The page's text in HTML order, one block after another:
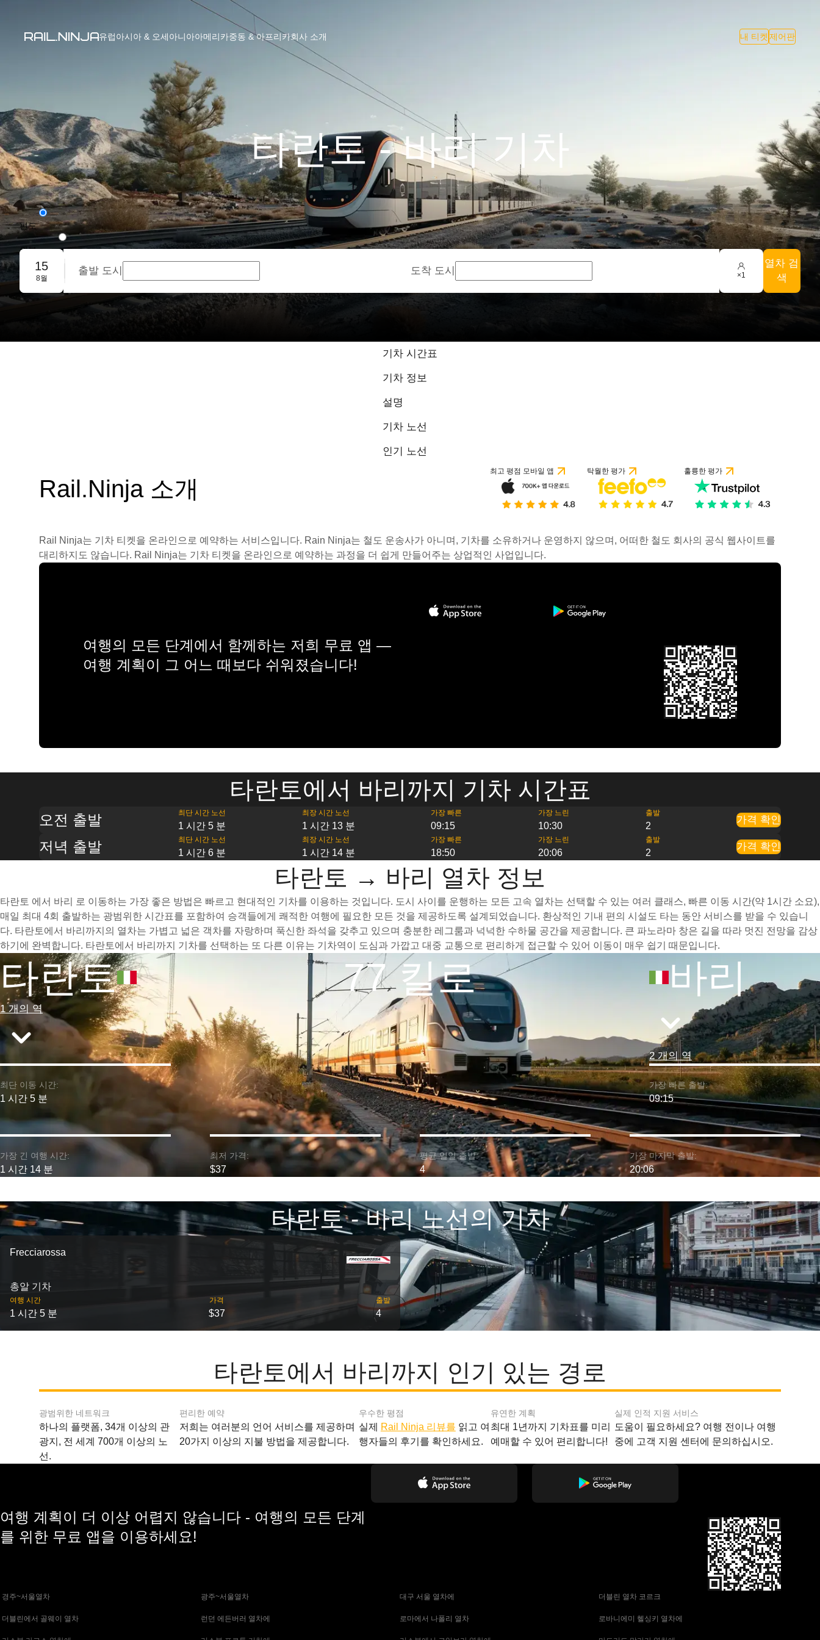
유럽아시아 & 오세아니아아메리카중동 & 아프리카회사 소개 내 티켓 제어판
타란토 - 바리 기차
편도
왕복
단체 예약
15
8월
출발 도시 도착 도시 ×1
열차 검
색
기차 시간표
기차 정보
설명
기차 노선
인기 노선
Rail.Ninja 소개
최고 평점 모바일 앱 탁월한 평가 훌륭한 평가
Rail Ninja는 기차 티켓을 온라인으로 예약하는 서비스입니다. Rain Ninja는 철도 운송사가 아니며, 기차를 소유하거나 운영하지 않으며, 어떠한 철도 회사의 공식 웹사이트를
대리하지도 않습니다. Rail Ninja는 기차 티켓을 온라인으로 예약하는 과정을 더 쉽게 만들어주는 상업적인 사업입니다.
여행의 모든 단계에서 함께하는 저희 무료 앱 —
여행 계획이 그 어느 때보다 쉬워졌습니다!
타란토에서 바리까지 기차 시간표
오전 출발 최단 시간 노선
1 시간 5 분
최장 시간 노선
1 시간 13 분
가장 빠른
09:15
가장 느린
10:30
출발
2
가격 확인
저녁 출발 최단 시간 노선
1 시간 6 분
최장 시간 노선
1 시간 14 분
가장 빠른
18:50
가장 느린
20:06
출발
2
가격 확인
타란토 → 바리 열차 정보
타란토 에서 바리 로 이동하는 가장 좋은 방법은 빠르고 현대적인 기차를 이용하는 것입니다. 도시 사이를 운행하는 모든 고속 열차는 선택할 수 있는 여러 클래스, 빠른 이동 시간(약 1시간 소요),
매일 최대 4회 출발하는 광범위한 시간표를 포함하여 승객들에게 쾌적한 여행에 필요한 모든 것을 제공하도록 설계되었습니다. 환상적인 기내 편의 시설도 타는 동안 서비스를 받을 수 있습니
다. 타란토에서 바리까지의 열차는 가볍고 넓은 객차를 자랑하며 푹신한 좌석을 갖추고 있으며 충분한 레그룸과 넉넉한 수하물 공간을 제공합니다. 큰 파노라마 창은 길을 따라 멋진 전망을 감상
하기에 완벽합니다. 타란토에서 바리까지 기차를 선택하는 또 다른 이유는 기차역이 도심과 가깝고 대중 교통으로 편리하게 접근할 수 있어 이동이 매우 쉽기 때문입니다.
타란토
1 개의 역
77 킬로 바리
2 개의 역
최단 이동 시간:
1 시간 5 분
가장 빠른 출발:
09:15
가장 긴 여행 시간:
1 시간 14 분
최저 가격:
$37
평균 일일 출발:
4
가장 마지막 출발:
20:06
타란토 - 바리 노선의 기차
Frecciarossa
총알 기차
여행 시간
1 시간 5 분
가격
$37
출발
4
타란토에서 바리까지 인기 있는 경로
광범위한 네트워크
하나의 플랫폼, 34개 이상의 관
광지, 전 세계 700개 이상의 노
선.
편리한 예약
저희는 여러분의 언어 서비스를 제공하며
20가지 이상의 지불 방법을 제공합니다.
우수한 평점
실제 Rail Ninja 리뷰를 읽고 여
행자들의 후기를 확인하세요.
유연한 계획
최대 1년까지 기차표를 미리
예매할 수 있어 편리합니다!
실제 인적 지원 서비스
도움이 필요하세요? 여행 전이나 여행
중에 고객 지원 센터에 문의하십시오.
여행 계획이 더 이상 어렵지 않습니다 - 여행의 모든 단계
를 위한 무료 앱을 이용하세요!
경주~서울열차 광주~서울열차 대구 서울 열차에 더블린 열차 코르크
더블린에서 골웨이 열차 런던 에든버러 열차에 로마에서 나폴리 열차 로바니에미 헬싱키 열차에